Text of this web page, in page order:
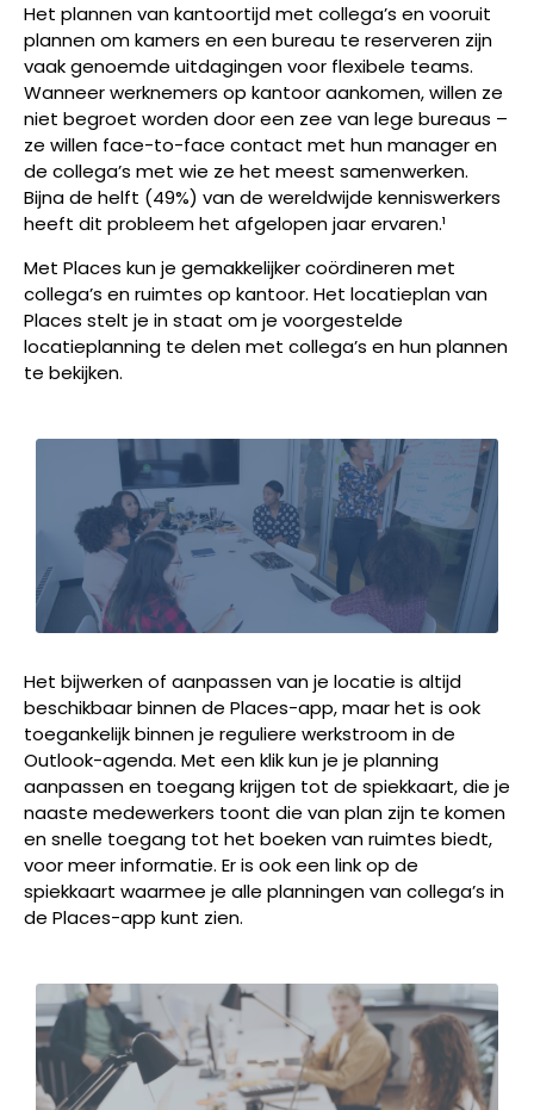
Het plannen van kantoortijd met collega’s en vooruit
plannen om kamers en een bureau te reserveren zijn
vaak genoemde uitdagingen voor flexibele teams.
Wanneer werknemers op kantoor aankomen, willen ze
niet begroet worden door een zee van lege bureaus –
ze willen face-to-face contact met hun manager en
de collega’s met wie ze het meest samenwerken.
Bijna de helft (49%) van de wereldwijde kenniswerkers
heeft dit probleem het afgelopen jaar ervaren.¹
Met Places kun je gemakkelijker coördineren met
collega’s en ruimtes op kantoor. Het locatieplan van
Places stelt je in staat om je voorgestelde
locatieplanning te delen met collega’s en hun plannen
te bekijken.
Het bijwerken of aanpassen van je locatie is altijd
beschikbaar binnen de Places-app, maar het is ook
toegankelijk binnen je reguliere werkstroom in de
Outlook-agenda. Met een klik kun je je planning
aanpassen en toegang krijgen tot de spiekkaart, die je
naaste medewerkers toont die van plan zijn te komen
en snelle toegang tot het boeken van ruimtes biedt,
voor meer informatie. Er is ook een link op de
spiekkaart waarmee je alle planningen van collega’s in
de Places-app kunt zien.